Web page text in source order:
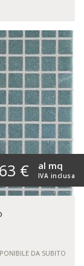
€ IVA inclusa
al mq
DA SUBITO